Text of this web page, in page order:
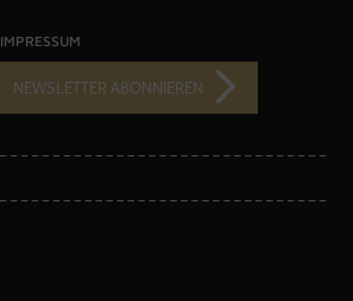
IMPRESSUM
NEWSLETTER ABONNIEREN